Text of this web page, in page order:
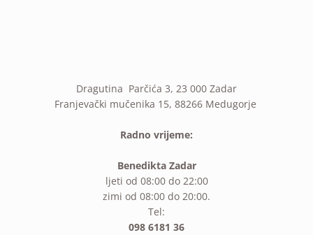
Dragutina Parčića 3, 23 000 Zadar
Franjevački mučenika 15, 88266 Medugorje
Radno vrijeme:
Benedikta Zadar
ljeti od 08:00 do 22:00
zimi od 08:00 do 20:00.
Tel:
098 6181 36